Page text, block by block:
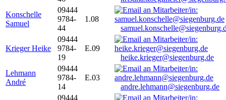
Konschelle
Samuel
09444
9784-
44
1.08
Krieger Heike
09444
9784-
19
E.09
heike.krieger@siegenburg.de
Lehmann
André
09444
9784-
14
E.03
andre.lehmann@siegenburg.de
09444